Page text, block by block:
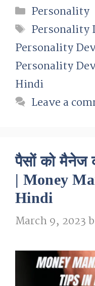
Categories
Personality
Tags
Personality
Personality
Personality
Hindi
Leave a
पैसों को मैनेज
| Money
Hindi
March 9, 2023